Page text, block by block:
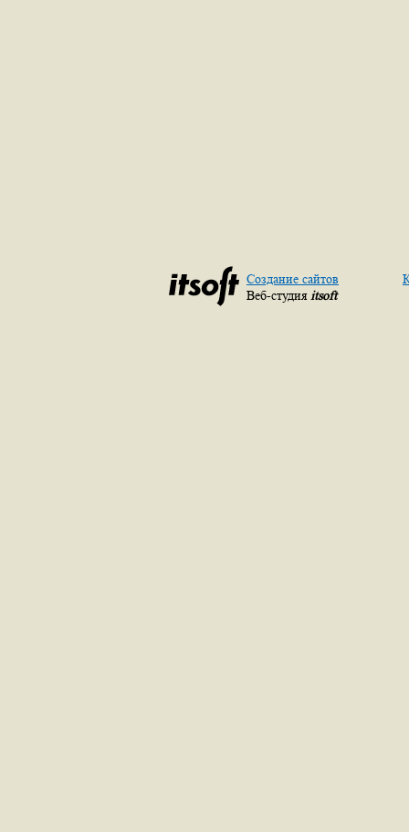
Создание сайтов
Веб-студия itsoft